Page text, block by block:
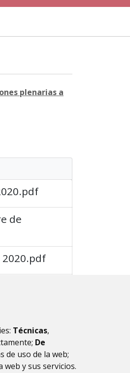
Técnicas,
De
de uso de la web;
y sus servicios.
plenarias a
de
2020.pdf